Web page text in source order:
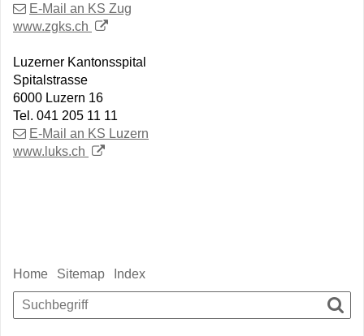
E-Mail an KS Zug
www.zgks.ch
Luzerner Kantonsspital
Spitalstrasse
6000 Luzern 16
Tel. 041 205 11 11
E-Mail an KS Luzern
www.luks.ch
Sidebar
Home Sitemap
Index
Suchbegriff